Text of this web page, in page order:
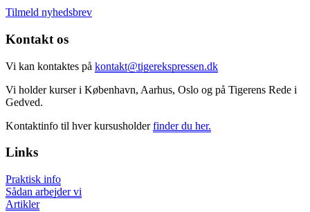
Tilmeld nyhedsbrev
Kontakt os
Vi kan kontaktes på kontakt@tigerekspressen.dk
Vi holder kurser i København, Aarhus, Oslo og på Tigerens Rede i
Gedved.
Kontaktinfo til hver kursusholderfinder du her.
Links
Praktisk info
Sådan arbejder vi
Artikler